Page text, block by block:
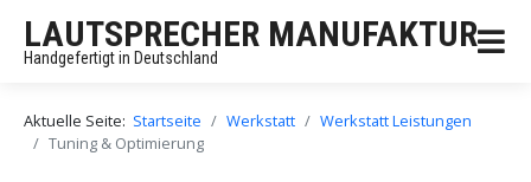
LAUTSPRECHER MANUFAKTUR
Handgefertigt in Deutschland
Aktuelle Seite: Startseite Werkstatt
Werkstatt Leistungen
Tuning & Optimierung